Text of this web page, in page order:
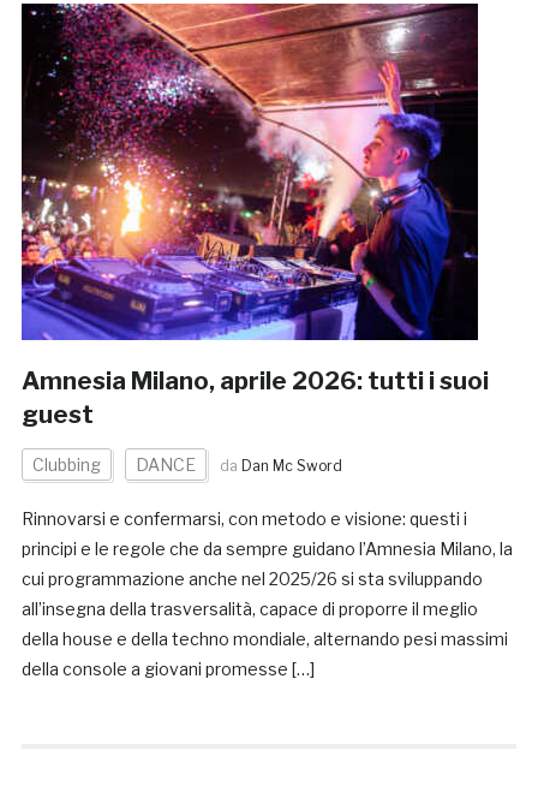
Amnesia Milano, aprile 2026: tutti i suoi
guest
Clubbing DANCE da Dan Mc Sword
Rinnovarsi e confermarsi, con metodo e visione: questi i
principi e le regole che da sempre guidano l’Amnesia Milano, la
cui programmazione anche nel 2025/26 si sta sviluppando
all’insegna della trasversalità, capace di proporre il meglio
della house e della techno mondiale, alternando pesi massimi
della console a giovani promesse […]